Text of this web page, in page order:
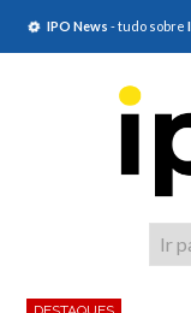
IPO News - tudo sobre